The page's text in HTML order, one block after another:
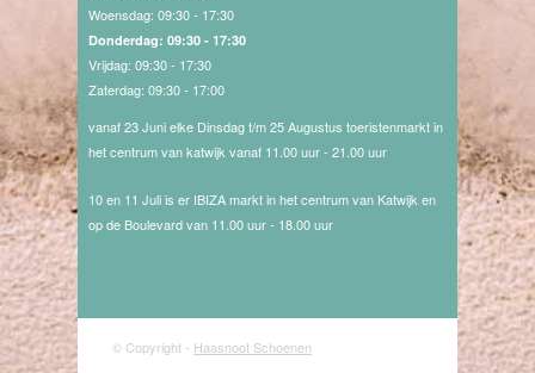
Woensdag: 09:30 - 17:30
Donderdag: 09:30 - 17:30
Vrijdag: 09:30 - 17:30
Zaterdag: 09:30 - 17:00
vanaf 23 Juni elke Dinsdag t/m 25 Augustus toeristenmarkt in
het centrum van katwijk vanaf 11.00 uur - 21.00 uur
10 en 11 Juli is er IBIZA markt in het centrum van Katwijk en
op de Boulevard van 11.00 uur - 18.00 uur
© Copyright - Haasnoot Schoenen